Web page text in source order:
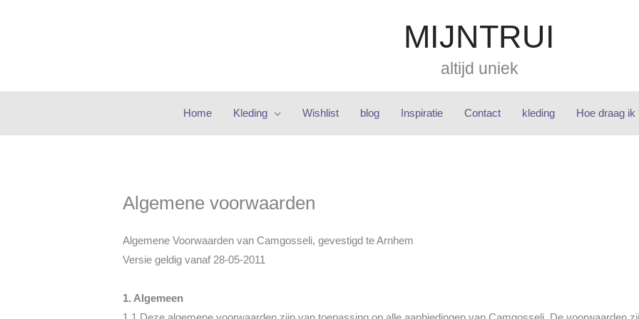
MIJNTRUI
altijd uniek
Home Kleding Wishlist blog Inspiratie Contact kleding Hoe draag ik
Algemene voorwaarden
Algemene Voorwaarden van Camgosseli, gevestigd te Arnhem
Versie geldig vanaf 28-05-2011
1. Algemeen